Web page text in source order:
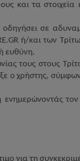
και τα
σε
.GRή/και των
ευθύνη.
τους στους
ο χρήστης,
για τη